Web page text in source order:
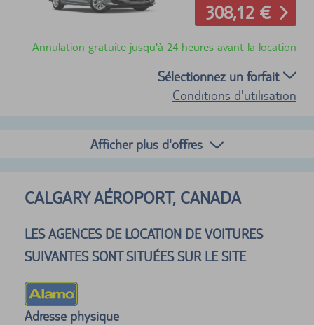
308,12 €
Annulation gratuite jusqu'à 24 heures avant la location
Sélectionnez un forfait
Conditions d'utilisation
Afficher plus d'offres
CALGARY AÉROPORT, CANADA
LES AGENCES DE LOCATION DE VOITURES
SUIVANTES SONT SITUÉES SUR LE SITE
Adresse physique